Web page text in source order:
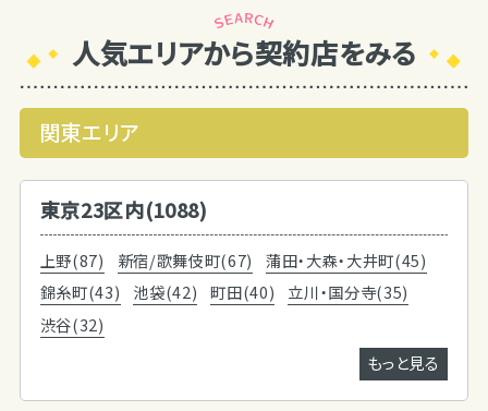
人気エリアから契約店をみる
関東エリア
東京23区内(1088)
上野(87) 新宿/歌舞伎町(67)
蒲田・大森・大井町(45)
錦糸町(43)
池袋(42) 町田(40)
立川・国分寺(35)
渋谷(32)
もっと見る